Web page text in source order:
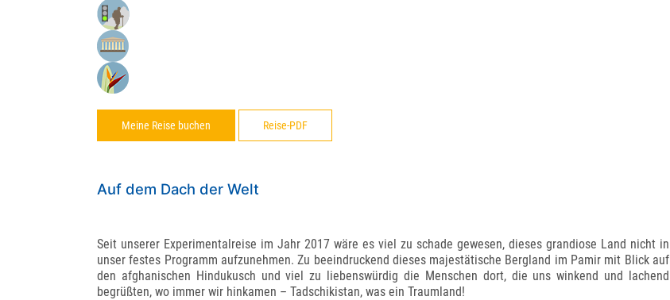
Meine Reise buchen Reise-PDF
Auf dem Dach der Welt
Seit unserer Experimentalreise im Jahr 2017 wäre es viel zu schade gewesen, dieses grandiose Land nicht in
unser festes Programm aufzunehmen. Zu beeindruckend dieses majestätische Bergland im Pamir mit Blick auf
den afghanischen Hindukusch und viel zu liebenswürdig die Menschen dort, die uns winkend und lachend
begrüßten, wo immer wir hinkamen – Tadschikistan, was ein Traumland!